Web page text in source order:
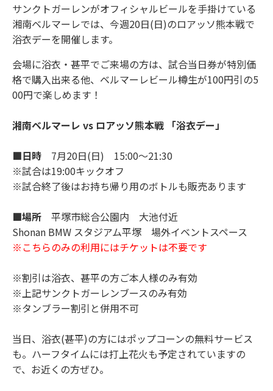
サンクトガーレンがオフィシャルビールを手掛けている
湘南ベルマーレでは、今週20日(日)のロアッソ熊本戦で
浴衣デーを開催します。
会場に浴衣・甚平でご来場の方は、試合当日券が特別価
格で購入出来る他、ベルマーレビール樽生が100円引の5
00円で楽しめます！
湘南ベルマーレ vs ロアッソ熊本戦 「浴衣デー」
■日時 7月20日(日) 15:00～21:30
※試合は19:00キックオフ
※試合終了後はお持ち帰り用のボトルも販売あります
■場所 平塚市総合公園内 大池付近
Shonan BMW スタジアム平塚 場外イベントスペース
※こちらのみの利用にはチケットは不要です
※割引は浴衣、甚平の方ご本人様のみ有効
※上記サンクトガーレンブースのみ有効
※タンブラー割引と併用不可
当日、浴衣(甚平)の方にはポップコーンの無料サービス
も。ハーフタイムには打上花火も予定されていますの
で、お近くの方ぜひ。